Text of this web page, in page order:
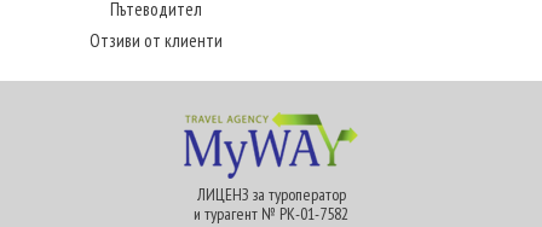
Пътеводител
Отзиви от клиенти
ЛИЦЕНЗ за туроператор
и турагент № РК-01-7582